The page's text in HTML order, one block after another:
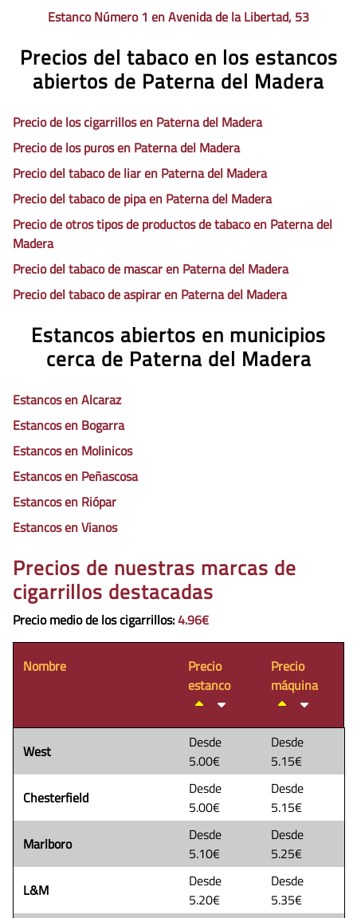
Estanco Número 1 en Avenida de la Libertad, 53
Precios del tabaco en los estancos
abiertos de Paterna del Madera
Precio de los cigarrillos en Paterna del Madera
Precio de los puros en Paterna del Madera
Precio del tabaco de liar en Paterna del Madera
Precio del tabaco de pipa en Paterna del Madera
Precio de otros tipos de productos de tabaco en Paterna del
Madera
Precio del tabaco de mascar en Paterna del Madera
Precio del tabaco de aspirar en Paterna del Madera
Estancos abiertos en municipios
cerca de Paterna del Madera
Estancos en Alcaraz
Estancos en Bogarra
Estancos en Molinicos
Estancos en Peñascosa
Estancos en Riópar
Estancos en Vianos
Precios de nuestras marcas de
cigarrillos destacadas
Precio medio de los cigarrillos:4.96€
Nombre
Precio
estanco
Precio
máquina
West
Desde
5.00€
Desde
5.15€
Chesterfield
Desde
5.00€
Desde
5.15€
Marlboro
Desde
5.10€
Desde
5.25€
L&M
Desde
5.20€
Desde
5.35€